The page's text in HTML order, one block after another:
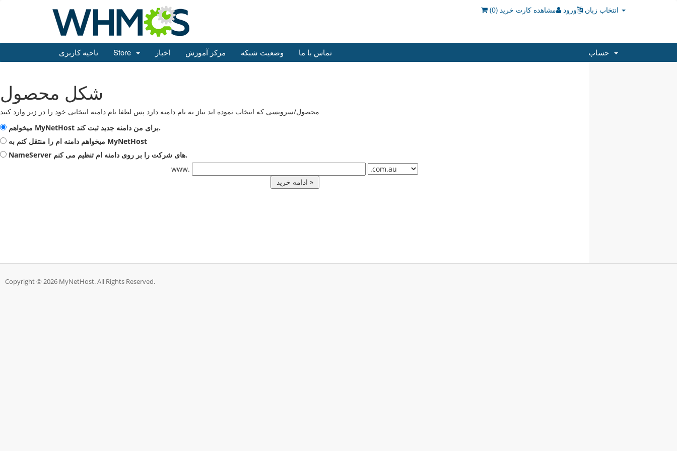
ورود مشاهده کارت خرید (0
)
ناحیه کاربری Store اخبار مرکز آموزش وضعیت شبکه تماس با ما
شکل محصول
محصول/سرویسی که انتخاب نموده اید نیاز به نام دامنه دارد پس لطفا نام دامنه انتخابی خود را در زیر وارد کنید
میخواهم MyNetHost برای من دامنه جدید ثبت کند.
میخواهم دامنه ام را منتقل کنم به MyNetHost
NameServer های شرکت را بر روی دامنه ام تنظیم می کنم.
www.
Copyright © 2026 MyNetHost. All Rights Reserved.